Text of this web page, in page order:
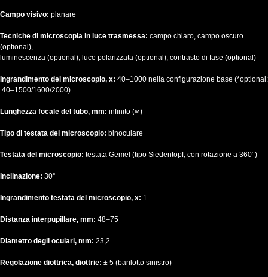
Campo visivo: planare
Tecniche di microscopia in luce trasmessa: campo chiaro, campo oscuro
(optional),
luminescenza (optional), luce polarizzata (optional), contrasto di fase (optional)
Ingrandimento del microscopio, x: 40–1000 nella configurazione base (*optional:
40–1500/1600/2000)
Lunghezza focale del tubo, mm: infinito (∞)
Tipo di testata del microscopio: binoculare
Testata del microscopio: testata Gemel (tipo Siedentopf, con rotazione a 360°)
Inclinazione: 30°
Ingrandimento testata del microscopio, x: 1
Distanza interpupillare, mm: 48–75
Diametro degli oculari, mm: 23,2
Regolazione diottrica, diottrie: ± 5 (barilotto sinistro)